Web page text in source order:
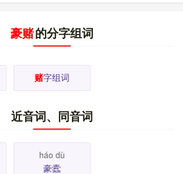
豪赌的分字组词
赌字组词
近音词、同音词
háo dù
豪蠹